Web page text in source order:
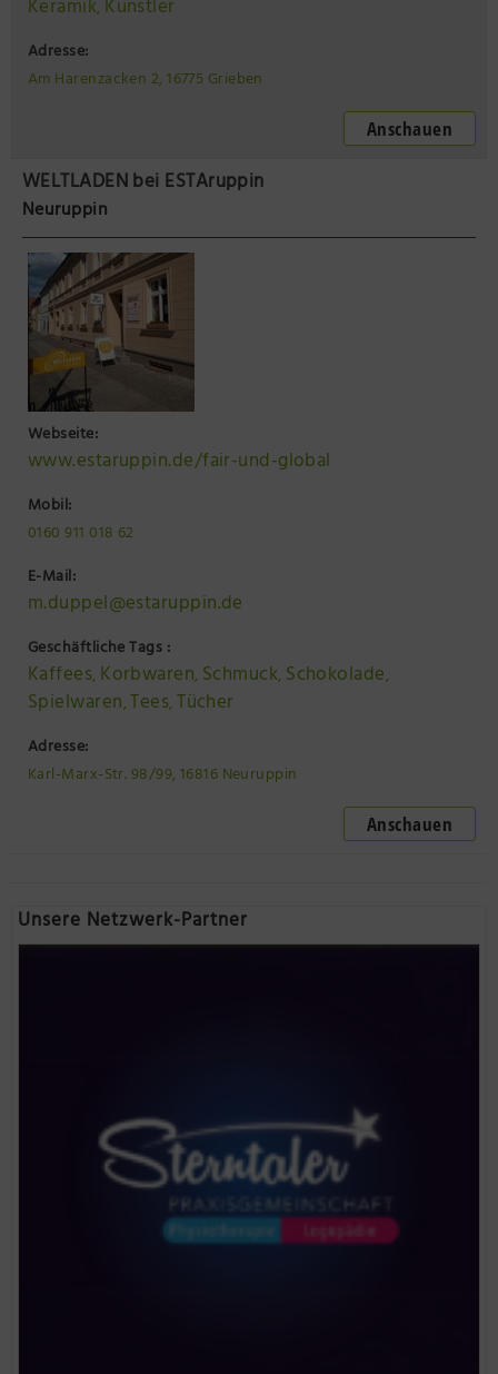
Keramik, Künstler
Adresse:
Am Harenzacken 2, 16775 Grieben
Anschauen
WELTLADEN bei ESTAruppin
Neuruppin
Webseite:
www.estaruppin.de/fair-und-global
Mobil:
0160 911 018 62
E-Mail:
m.duppel@estaruppin.de
Geschäftliche Tags :
Kaffees, Korbwaren, Schmuck, Schokolade,
Spielwaren,Tees,Tücher
Adresse:
Karl-Marx-Str. 98/99, 16816 Neuruppin
Anschauen
Unsere Netzwerk-Partner